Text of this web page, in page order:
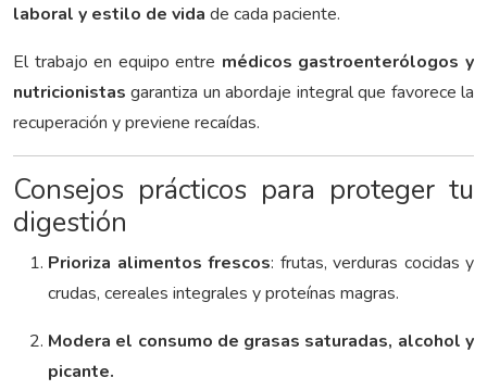
laboral y estilo de vida de cada paciente.
El trabajo en equipo entre médicos gastroenterólogos y
nutricionistas garantiza un abordaje integral que favorece la
recuperación y previene recaídas.
Consejos prácticos para proteger tu
digestión
Prioriza alimentos frescos: frutas, verduras cocidas y
crudas, cereales integrales y proteínas magras.
Modera el consumo de grasas saturadas, alcohol y
picante.